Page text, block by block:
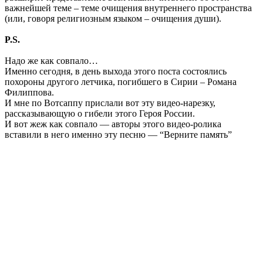
важнейшей теме – теме очищения внутреннего пространства
(или, говоря религиозным языком – очищения души).
P.S.
Надо же как совпало…
Именно сегодня, в день выхода этого поста состоялись
похороны другого летчика, погибшего в Сирии – Романа
Филиппова.
И мне по Вотсаппу прислали вот эту видео-нарезку,
рассказывающую о гибели этого Героя России.
И вот жеж как совпало — авторы этого видео-ролика
вставили в него именно эту песню — “Верните память”